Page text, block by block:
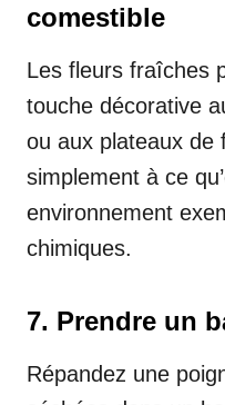
comestible
Les fleurs fraîches
touche décorative
ou aux plateaux de
simplement à ce
environnement
chimiques.
7. Prendre un
Répandez une